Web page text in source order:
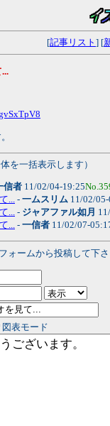
[記事リスト ] [
を一括表示します）
信者 11/02/04-19:25
...- 一ムスリム 11/02/
...- ジャアファル如月
...- 一信者 11/02/07-
ォームから投稿して下
図表モード